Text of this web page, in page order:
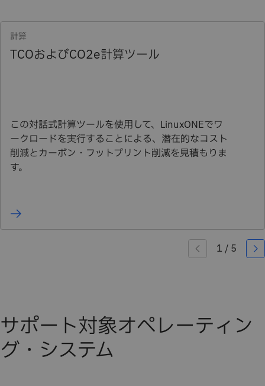
計算
TCOおよびCO2e計算ツール
この対話式計算ツールを使用して、LinuxONEでワ
ークロードを実行することによる、潜在的なコスト
削減とカーボン・フットプリント削減を見積もりま
す。
サポート対象オペレーティン
グ・システム